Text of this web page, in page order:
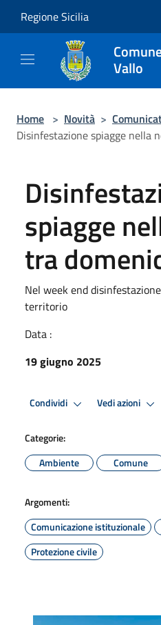
Regione Sicilia
Vallo
Home > Novità >
Disinfestazione spiagge nella
spiagge
tra
Nel week end
territorio
Data :
19 giugno 2025
Condividi Vedi azioni
Categorie:
Ambiente
Comune
Argomenti:
Comunicazione istituzionale
Protezione civile